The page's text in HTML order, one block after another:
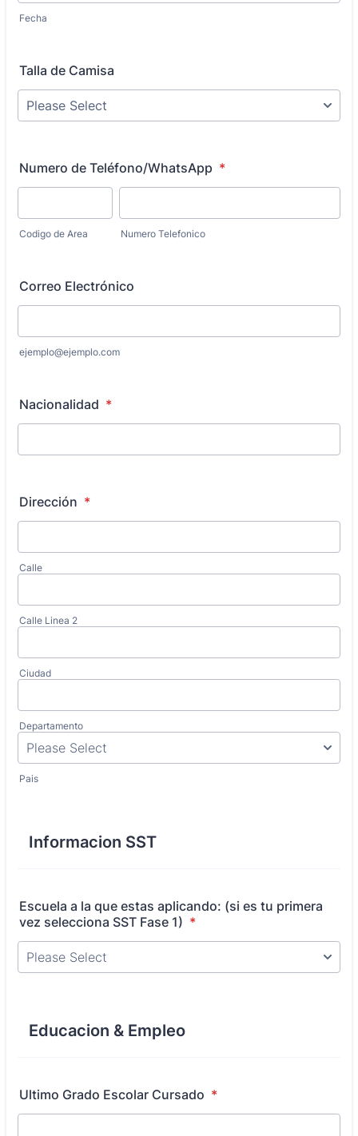
Fecha
Talla de Camisa
Numero de Teléfono/WhatsApp *
Codigo de Area Numero Telefonico
Correo Electrónico
ejemplo@ejemplo.com
Nacionalidad *
Dirección *
Calle
Calle Linea 2
Ciudad
Departamento
Pais
Informacion SST
Escuela a la que estas aplicando: (si es tu primera
vez selecciona SST Fase 1) *
Educacion & Empleo
Ultimo Grado Escolar Cursado *